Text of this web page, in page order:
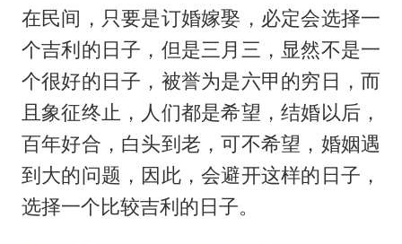
在民间，只要是订婚嫁娶，必定会选择一
个吉利的日子，但是三月三，显然不是一
个很好的日子，被誉为是六甲的穷日，而
且象征终止，人们都是希望，结婚以后，
百年好合，白头到老，可不希望，婚姻遇
到大的问题，因此，会避开这样的日子，
选择一个比较吉利的日子。